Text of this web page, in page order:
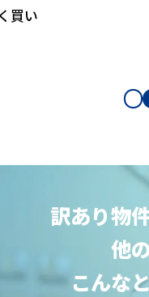
買い
訳あり物
他
こんな